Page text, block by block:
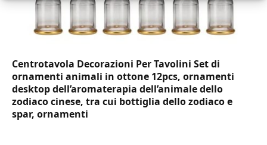
Centrotavola Decorazioni Per Tavolini Set di
ornamenti animali in ottone 12pcs, ornamenti
desktop dell’aromaterapia dell’animale dello
zodiaco cinese, tra cui bottiglia dello zodiaco e
spar, ornamenti